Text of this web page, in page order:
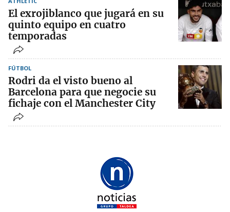
El exrojiblanco que jugará en su
quinto equipo en cuatro
temporadas
FÚTBOL
Rodri da el visto bueno al
Barcelona para que negocie su
fichaje con el Manchester City